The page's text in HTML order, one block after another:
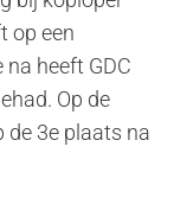
op een
heeft GDC
Op de
de 3e plaats na